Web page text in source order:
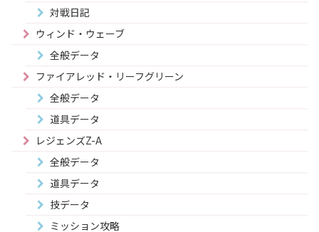
対戦日記
ウィンド・ウェーブ
全般データ
ファイアレッド・リーフグリーン
全般データ
道具データ
レジェンズZ-A
全般データ
道具データ
技データ
ミッション攻略